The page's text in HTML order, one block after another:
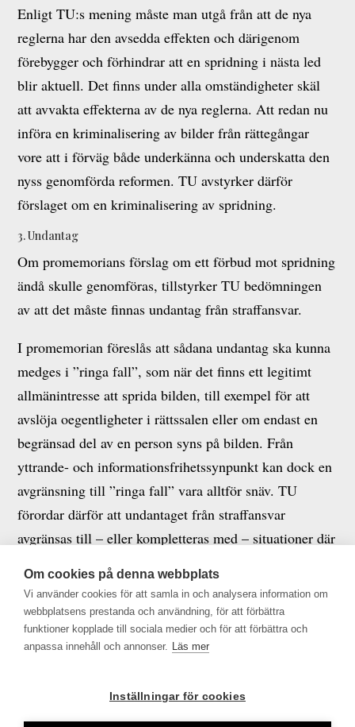
Enligt TU:s mening måste man utgå från att de nya
reglerna har den avsedda effekten och därigenom
förebygger och förhindrar att en spridning i nästa led
blir aktuell. Det finns under alla omständigheter skäl
att avvakta effekterna av de nya reglerna. Att redan nu
införa en kriminalisering av bilder från rättegångar
vore att i förväg både underkänna och underskatta den
nyss genomförda reformen. TU avstyrker därför
förslaget om en kriminalisering av spridning.
3. Undantag
Om promemorians förslag om ett förbud mot spridning
ändå skulle genomföras, tillstyrker TU bedömningen
av att det måste finnas undantag från straffansvar.
I promemorian föreslås att sådana undantag ska kunna
medges i ”ringa fall”, som när det finns ett legitimt
allmänintresse att sprida bilden, till exempel för att
avslöja oegentligheter i rättssalen eller om endast en
begränsad del av en person syns på bilden. Från
yttrande- och informationsfrihetssynpunkt kan dock en
avgränsning till ”ringa fall” vara alltför snäv. TU
förordar därför att undantaget från straffansvar
avgränsas till – eller kompletteras med – situationer där
Stockholm 2018-08-20
TU – Medier i Sverige
Om cookies på denna webbplats
Vi använder cookies för att samla in och analysera information om
webbplatsens prestanda och användning, för att förbättra
funktioner kopplade till sociala medier och för att förbättra och
anpassa innehåll och annonser. Läs mer
Inställningar för cookies